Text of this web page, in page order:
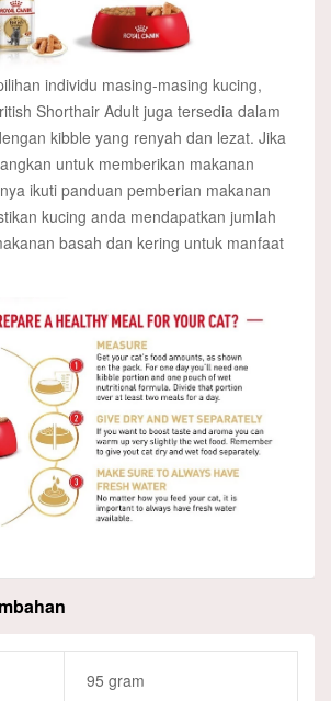
individu masing-masing kucing,
Shorthair Adult juga tersedia dalam
kibble yang renyah dan lezat. Jika
untuk memberikan makanan
ikuti panduan pemberian makanan
kucing anda mendapatkan jumlah
basah dan kering untuk manfaat
95 gram